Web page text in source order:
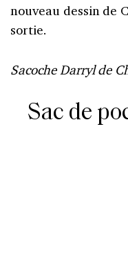
nouveau dessin de
sortie.
Sacoche Darryl de
Sac de